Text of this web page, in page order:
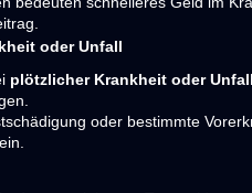
oder Unfall
plötzlicher Krankheit oder Unfall
oder bestimmte